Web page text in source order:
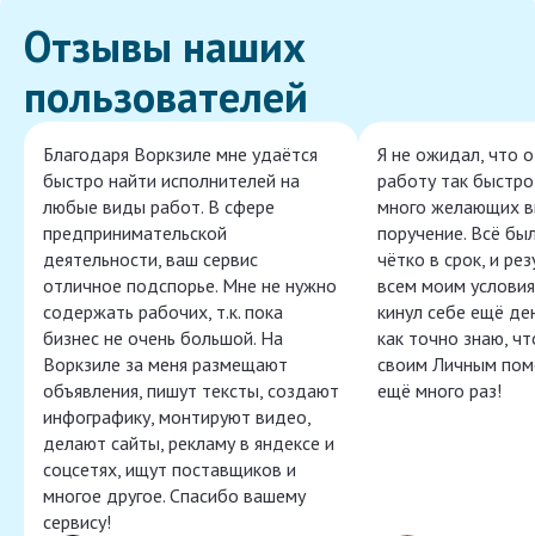
Отзывы наших
пользователей
Благодаря Воркзиле мне удаётся
быстро найти исполнителей на
любые виды работ. В сфере
предпринимательской
деятельности, ваш сервис
отличное подспорье. Мне не нужно
содержать рабочих, т.к. пока
бизнес не очень большой. На
Воркзиле за меня размещают
объявления, пишут тексты, создают
инфографику, монтируют видео,
делают сайты, рекламу в яндексе и
соцсетях, ищут поставщиков и
многое другое. Спасибо вашему
сервису!
Я не ожидал, что
работу так
много желающих
поручение. Всё
чётко в срок, и
всем моим
кинул себе ещё
как точно знаю,
своим Личным
ещё много раз!